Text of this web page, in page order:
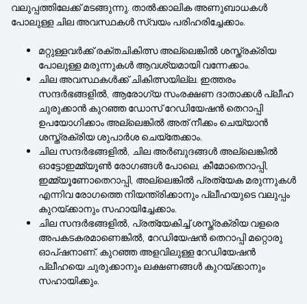
വലുപ്പത്തിലേക്ക് മടങ്ങുന്നു. താൽക്കാലിക അണുബാധകൾ
പോലുള്ള ചില അവസ്ഥകൾ സ്വയം പരിഹരിച്ചേക്കാം.
മറ്റുള്ളവർക്ക് രക്തചികിത്സ അല്ലെങ്കിൽ ശസ്ത്രക്രിയ
പോലുള്ള മരുന്നുകൾ ആവശ്യമായി വന്നേക്കാം.
ചില അവസ്ഥകൾക്ക് ചികിത്സയില്ല. ഇത്തരം
സന്ദർഭങ്ങളിൽ, ആരോഗ്യ സംരക്ഷണ ദാതാക്കൾ പ്ലീഹ
ചുരുക്കാൻ കുറഞ്ഞ ഡോസ് റേഡിയേഷൻ തെറാപ്പി
ഉപയോഗിക്കാം അല്ലെങ്കിൽ അത് നീക്കം ചെയ്യാൻ
ശസ്ത്രക്രിയ ശുപാർശ ചെയ്തേക്കാം.
ചില സന്ദർഭങ്ങളിൽ, ചില അർബുദങ്ങൾ അല്ലെങ്കിൽ
ഓട്ടോഇമ്മ്യൂൺ രോഗങ്ങൾ പോലെ, കീമോതെറാപ്പി,
ഇമ്മ്യൂണോതെറാപ്പി, അല്ലെങ്കിൽ പ്രത്യേക മരുന്നുകൾ
എന്നിവ രോഗത്തെ നിയന്ത്രിക്കാനും പ്ലീഹയുടെ വലുപ്പം
കുറയ്ക്കാനും സഹായിച്ചേക്കാം.
ചില സന്ദർഭങ്ങളിൽ, പ്രത്യേകിച്ച് ശസ്ത്രക്രിയ വളരെ
അപകടകരമാണെങ്കിൽ, റേഡിയേഷൻ തെറാപ്പി മറ്റൊരു
ഓപ്ഷനാണ്. കുറഞ്ഞ അളവിലുള്ള റേഡിയേഷൻ
പ്ലീഹയെ ചുരുക്കാനും ലക്ഷണങ്ങൾ കുറയ്ക്കാനും
സഹായിക്കും.